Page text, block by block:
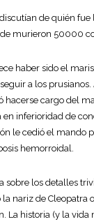
de quién fue
murieron 50000
haber sido el
a los
hacerse cargo del
inferioridad de
le cedió el mando
hemorroidal.
sobre los detalles
nariz de Cleopatra
La historia (y la vida